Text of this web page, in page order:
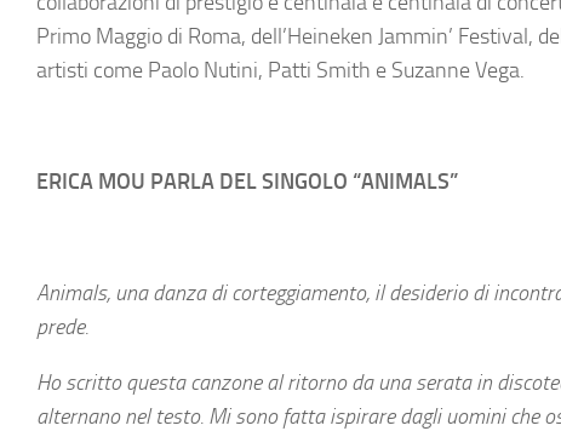
Primo Maggio di Roma, dell’Heineken Jammin’ Festival,
artisti come Paolo Nutini, Patti Smith e Suzanne Vega.
ERICA MOU PARLA DEL SINGOLO “ANIMALS”
Animals, una danza di corteggiamento, il desiderio di
prede.
Ho scritto questa canzone al ritorno da una serata in
alternano nel testo. Mi sono fatta ispirare dagli uomini che